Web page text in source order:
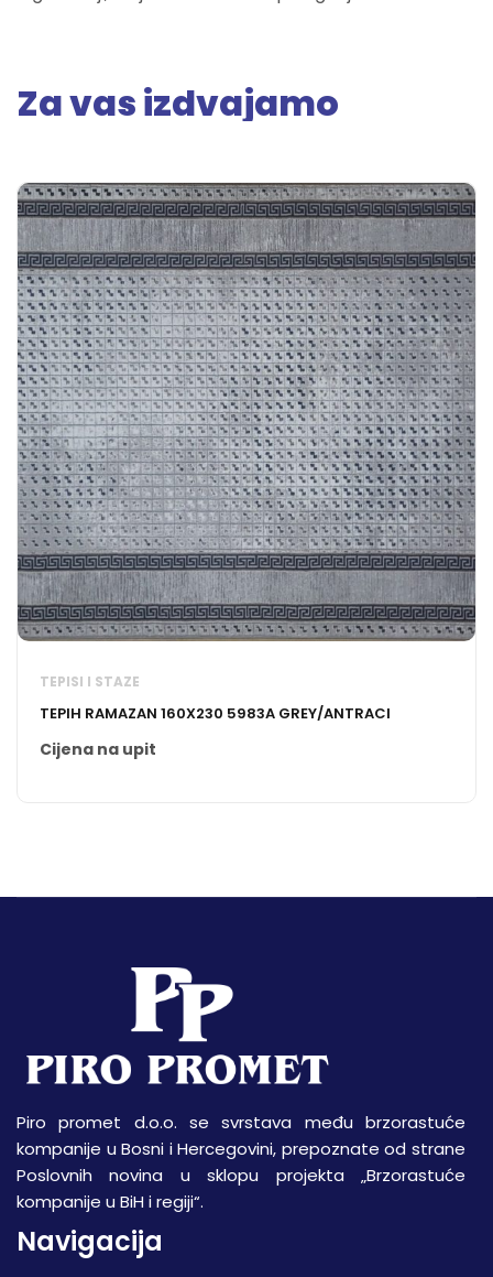
Za vas izdvajamo
TEPISI I STAZE
TEPIH RAMAZAN 160X230 5983A GREY/ANTRACI
Cijena na upit
Piro promet d.o.o. se svrstava među brzorastuće
kompanije u Bosni i Hercegovini, prepoznate od strane
Poslovnih novina u sklopu projekta „Brzorastuće
kompanije u BiH i regiji“.
Navigacija